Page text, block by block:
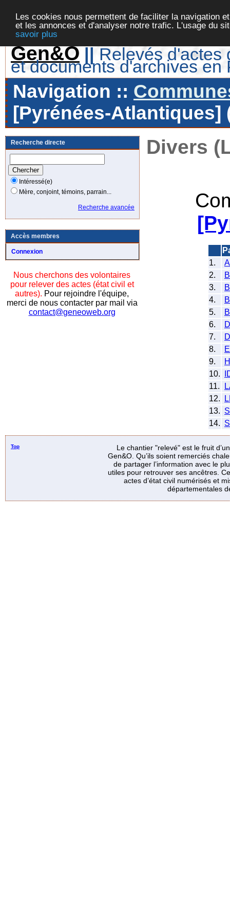
Les cookies nous permettent de faciliter la navigation
et les annonces et d'analyser notre trafic. L'usage du
savoir plus
Gen&O || Relevés d'actes
et documents d'archives en
Navigation ::
[Pyrénées-Atlantiques]
Recherche directe
Intéressé(e)
Mère, conjoint, témoins, parrain...
Recherche avancée
Accès membres
Connexion
Nous cherchons des volontaires
pour relever des actes (état civil et
autres). Pour rejoindre l'équipe,
merci de nous contacter par mail via
contact@geneoweb.org
Divers
1.
2.
3.
4.
5.
6.
7.
8.
9.
10.
11.
12.
13.
14.
Top
Le chantier "relevé" est le fruit
Gen&O. Qu’ils soient remerciés
de partager l’information avec le
utiles pour retrouver ses ancêtres.
actes d’état civil numérisés et
départementales